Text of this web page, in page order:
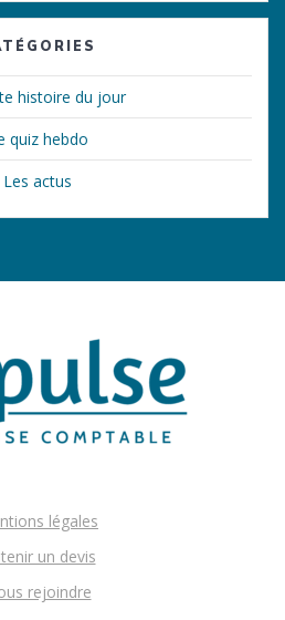
histoire du jour
quiz hebdo
Les actus
légales
un devis
rejoindre